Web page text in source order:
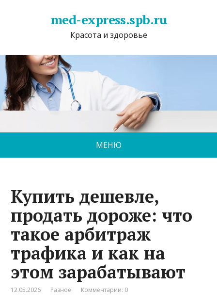
med-express.spb.ru
Красота и здоровье
МЕНЮ
Купить дешевле,
продать дороже: что
такое арбитраж
трафика и как на
этом зарабатывают
12.05.2026 Разное Комментарии: 0